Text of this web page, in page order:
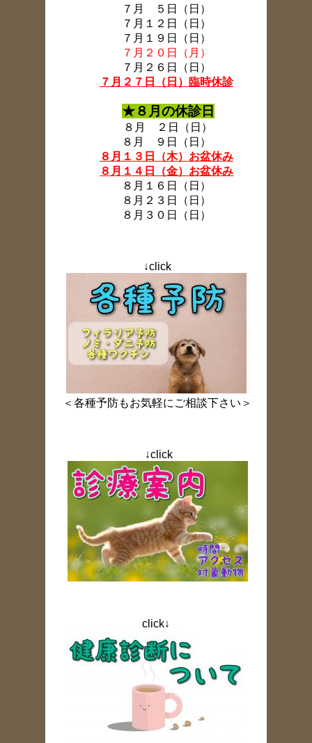
７月 ５日（日）
７月１２日（日）
７月１９日（日）
７月２０日（月）
７月２６日（日）
７月２７日（日）臨時休診
★８月の休診日
８月 ２日（日）
８月 ９日（日）
８月１３日（木）お盆休み
８月１４日（金）お盆休み
８月１６日（日）
８月２３日（日）
８月３０日（日）
↓click
＜各種予防もお気軽にご相談下さい＞
↓click
click↓